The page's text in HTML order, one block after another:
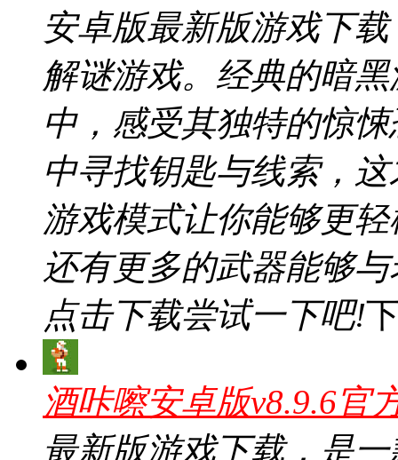
安卓版最新版游戏下
解谜游戏。经典的暗
中，感受其独特的惊
中寻找钥匙与线索，
游戏模式让你能够更
还有更多的武器能够
点击下载尝试一下吧!
酒咔嚓安卓版v8.9.6官
最新版游戏下载，是